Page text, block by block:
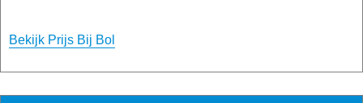
Bekijk Prijs Bij Bol